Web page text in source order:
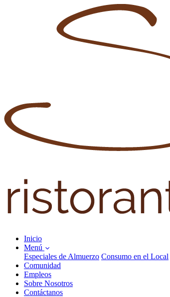
Inicio
Menú
Especiales de Almuerzo Consumo en el Local
Comunidad
Empleos
Sobre Nosotros
Contáctanos